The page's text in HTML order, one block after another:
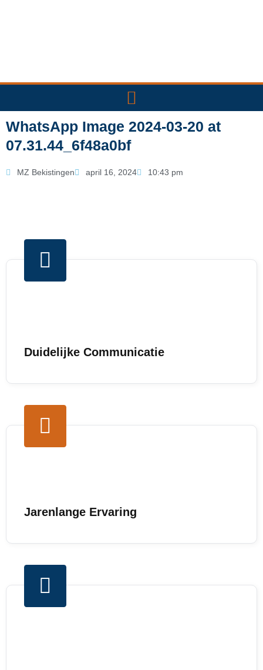
WhatsApp Image 2024-03-20 at
07.31.44_6f48a0bf
MZ Bekistingen april 16, 2024 10:43 pm
Duidelijke Communicatie
Jarenlange Ervaring